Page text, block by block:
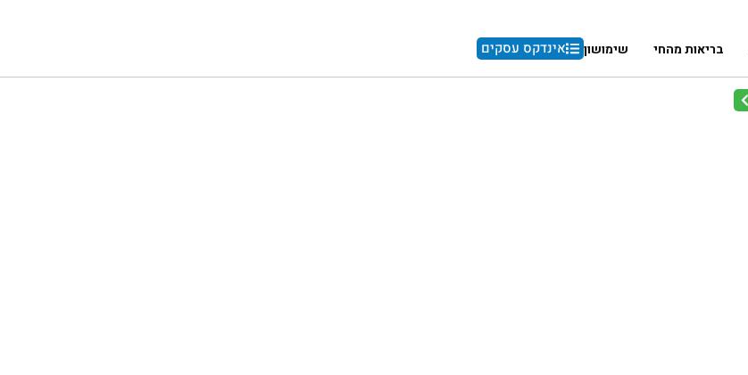
בריאות מהחי שימושון אינדקס עסקים